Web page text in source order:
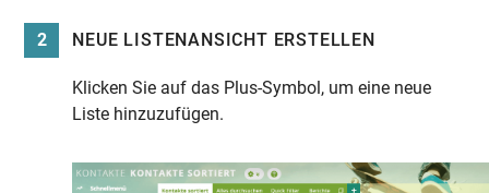
2 NEUE LISTENANSICHT ERSTELLEN
Klicken Sie auf das Plus-Symbol, um eine neue
Liste hinzuzufügen.